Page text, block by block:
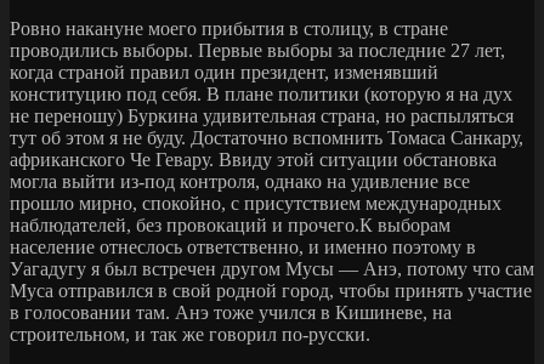
Ровно накануне моего прибытия в столицу, в стране
проводились выборы. Первые выборы за последние 27 лет,
когда страной правил один президент, изменявший
конституцию под себя. В плане политики (которую я на дух
не переношу) Буркина удивительная страна, но распыляться
тут об этом я не буду. Достаточно вспомнить Томаса Санкару,
африканского Че Гевару. Ввиду этой ситуации обстановка
могла выйти из-под контроля, однако на удивление все
прошло мирно, спокойно, с присутствием международных
наблюдателей, без провокаций и прочего.К выборам
население отнеслось ответственно, и именно поэтому в
Уагадугу я был встречен другом Мусы — Анэ, потому что сам
Муса отправился в свой родной город, чтобы принять участие
в голосовании там. Анэ тоже учился в Кишиневе, на
строительном, и так же говорил по-русски.